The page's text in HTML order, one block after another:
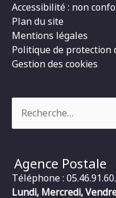
Accessibilité : non
Plan du site
Mentions légales
Politique de protection
Gestion des cookies
Agence Postale
Téléphone :
Lundi, Mercredi,